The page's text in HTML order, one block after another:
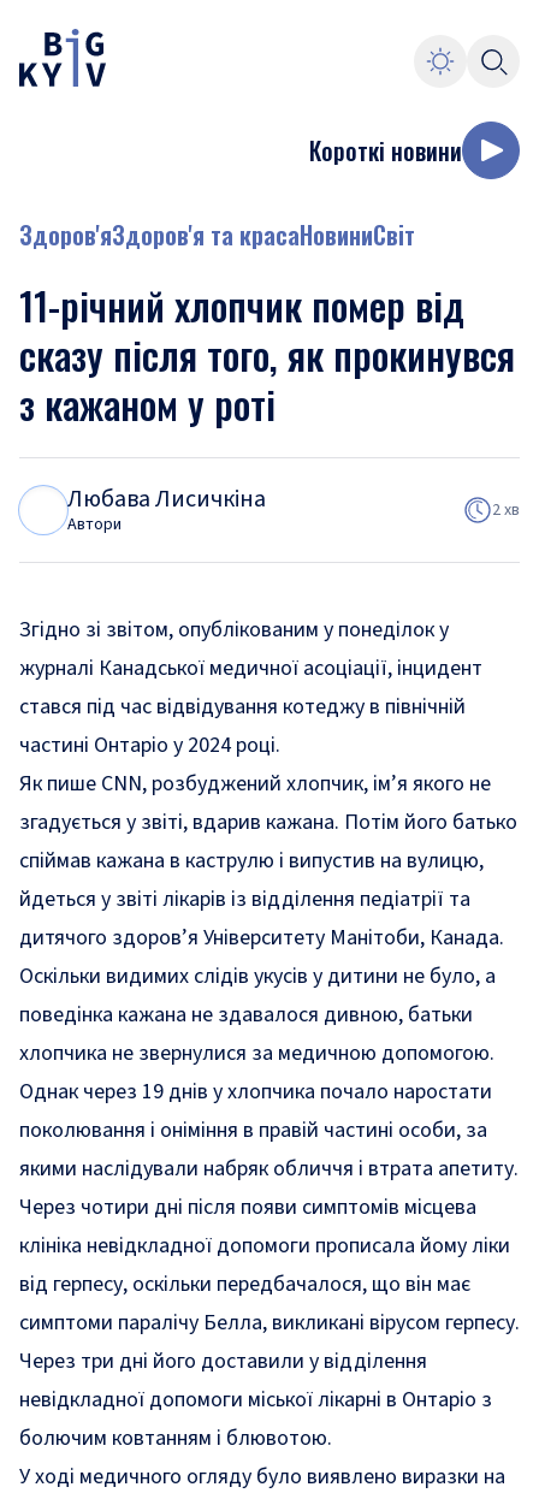
Короткі новини
Здоров'яЗдоров'я та красаНовиниСвіт
11-річний хлопчик помер від
сказу після того, як прокинувся
з кажаном у роті
Любава Лисичкіна
Автори
2 хв
Згідно зі звітом, опублікованим у понеділок у
журналі Канадської медичної асоціації, інцидент
стався під час відвідування котеджу в північній
частині Онтаріо у 2024 році.
Як пише CNN, розбуджений хлопчик, ім’я якого не
згадується у звіті, вдарив кажана. Потім його батько
спіймав кажана в каструлю і випустив на вулицю,
йдеться у звіті лікарів із відділення педіатрії та
дитячого здоров’я Університету Манітоби, Канада.
Оскільки видимих ​​слідів укусів у дитини не було, а
поведінка кажана не здавалося дивною, батьки
хлопчика не звернулися за медичною допомогою.
Однак через 19 днів у хлопчика почало наростати
поколювання і оніміння в правій частині особи, за
якими наслідували набряк обличчя і втрата апетиту.
Через чотири дні після появи симптомів місцева
клініка невідкладної допомоги прописала йому ліки
від герпесу, оскільки передбачалося, що він має
симптоми паралічу Белла, викликані вірусом герпесу.
Через три дні його доставили у відділення
невідкладної допомоги міської лікарні в Онтаріо з
болючим ковтанням і блювотою.
У ході медичного огляду було виявлено виразки на